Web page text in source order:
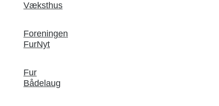
Væksthus
Foreningen
FurNyt
Fur
Bådelaug